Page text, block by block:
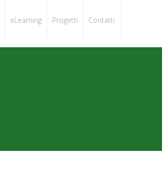
eLearning Progetti Contatti